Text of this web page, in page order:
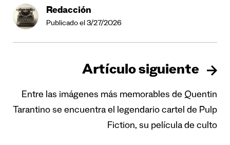
Redacción
Publicado el 3/27/2026
Artículo siguiente
Entre las imágenes más memorables de Quentin
Tarantino se encuentra el legendario cartel de Pulp
Fiction, su película de culto